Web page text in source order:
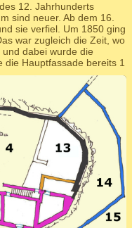
12. Jahrhunderts
sind neuer. Ab dem 16.
sie verfiel. Um 1850 ging
war zugleich die Zeit, wo
dabei wurde die
die Hauptfassade bereits 1